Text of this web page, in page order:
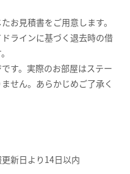
お見積書をご用意します。
ラインに基づく退去時の借
す。実際のお部屋はステー
せん。あらかじめご了承く
新日より14日以内